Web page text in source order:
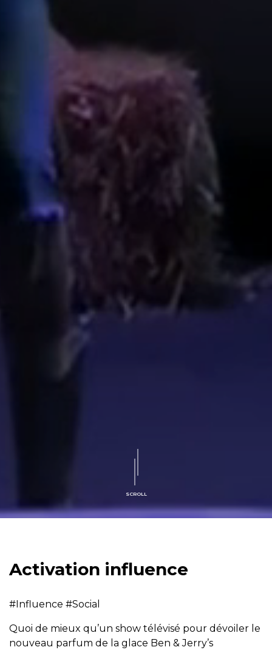
SCROLL
Activation influence
#Influence #Social
Quoi de mieux qu’un show télévisé pour dévoiler le
nouveau parfum de la glace Ben & Jerry’s